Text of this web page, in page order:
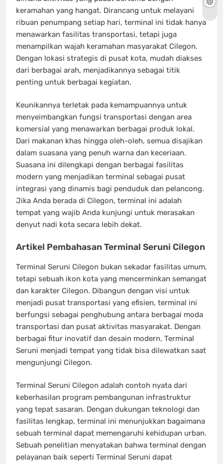
keramahan yang hangat. Dirancang untuk melayani
ribuan penumpang setiap hari, terminal ini tidak hanya
menawarkan fasilitas transportasi, tetapi juga
menampilkan wajah keramahan masyarakat Cilegon.
Dengan lokasi strategis di pusat kota, mudah diakses
dari berbagai arah, menjadikannya sebagai titik
penting untuk berbagai kegiatan.
Keunikannya terletak pada kemampuannya untuk
menyeimbangkan fungsi transportasi dengan area
komersial yang menawarkan berbagai produk lokal.
Dari makanan khas hingga oleh-oleh, semua disajikan
dalam suasana yang penuh warna dan keceriaan.
Suasana ini dilengkapi dengan berbagai fasilitas
modern yang menjadikan terminal sebagai pusat
integrasi yang dinamis bagi penduduk dan pelancong.
Jika Anda berada di Cilegon, terminal ini adalah
tempat yang wajib Anda kunjungi untuk merasakan
denyut nadi kota secara lebih dekat.
Artikel Pembahasan Terminal Seruni Cilegon
Terminal Seruni Cilegon bukan sekadar fasilitas umum,
tetapi sebuah ikon kota yang mencerminkan semangat
dan karakter Cilegon. Dibangun dengan visi untuk
menjadi pusat transportasi yang efisien, terminal ini
berfungsi sebagai penghubung antara berbagai moda
transportasi dan pusat aktivitas masyarakat. Dengan
berbagai fitur inovatif dan desain modern, Terminal
Seruni menjadi tempat yang tidak bisa dilewatkan saat
mengunjungi Cilegon.
Terminal Seruni Cilegon adalah contoh nyata dari
keberhasilan program pembangunan infrastruktur
yang tepat sasaran. Dengan dukungan teknologi dan
fasilitas lengkap, terminal ini menunjukkan bagaimana
sebuah terminal dapat memengaruhi kehidupan urban.
Sebuah penelitian menyatakan bahwa terminal dengan
pelayanan baik seperti Terminal Seruni dapat